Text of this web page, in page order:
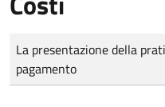
Tipo di pagamento
Importo
La presentazione della
pagamento